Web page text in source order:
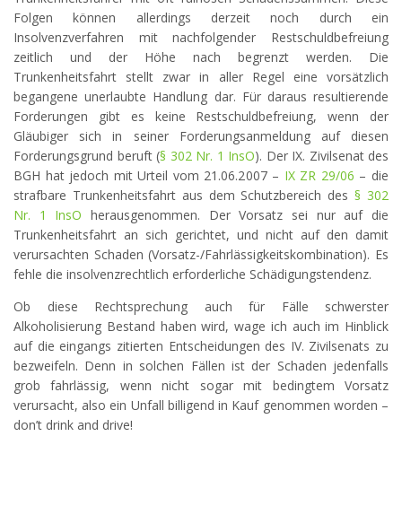
Folgen können allerdings derzeit noch durch ein
Insolvenzverfahren mit nachfolgender Restschuldbefreiung
zeitlich und der Höhe nach begrenzt werden. Die
Trunkenheitsfahrt stellt zwar in aller Regel eine vorsätzlich
begangene unerlaubte Handlung dar. Für daraus resultierende
Forderungen gibt es keine Restschuldbefreiung, wenn der
Gläubiger sich in seiner Forderungsanmeldung auf diesen
Forderungsgrund beruft (§ 302 Nr. 1 InsO). Der IX. Zivilsenat des
BGH hat jedoch mit Urteil vom 21.06.2007 – IX ZR 29/06 – die
strafbare Trunkenheitsfahrt aus dem Schutzbereich des§ 302
Nr. 1 InsO herausgenommen. Der Vorsatz sei nur auf die
Trunkenheitsfahrt an sich gerichtet, und nicht auf den damit
verursachten Schaden (Vorsatz-/Fahrlässigkeitskombination). Es
fehle die insolvenzrechtlich erforderliche Schädigungstendenz.
Ob diese Rechtsprechung auch für Fälle schwerster
Alkoholisierung Bestand haben wird, wage ich auch im Hinblick
auf die eingangs zitierten Entscheidungen des IV. Zivilsenats zu
bezweifeln. Denn in solchen Fällen ist der Schaden jedenfalls
grob fahrlässig, wenn nicht sogar mit bedingtem Vorsatz
verursacht, also ein Unfall billigend in Kauf genommen worden –
don’t drink and drive!